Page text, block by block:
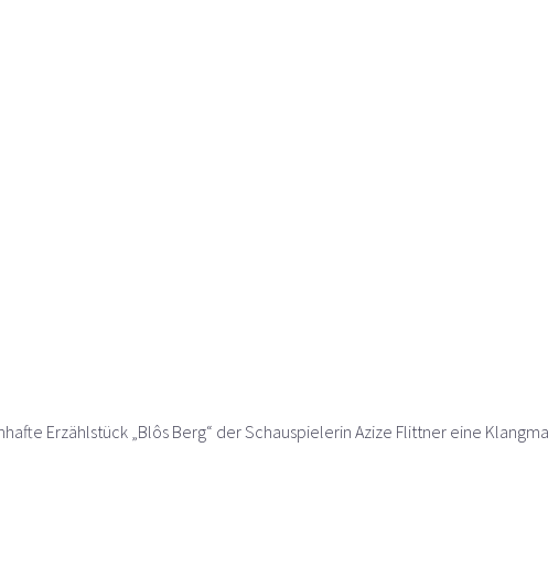
Erzählstück „Blôs Berg“ der Schauspielerin Azize Flittner eine